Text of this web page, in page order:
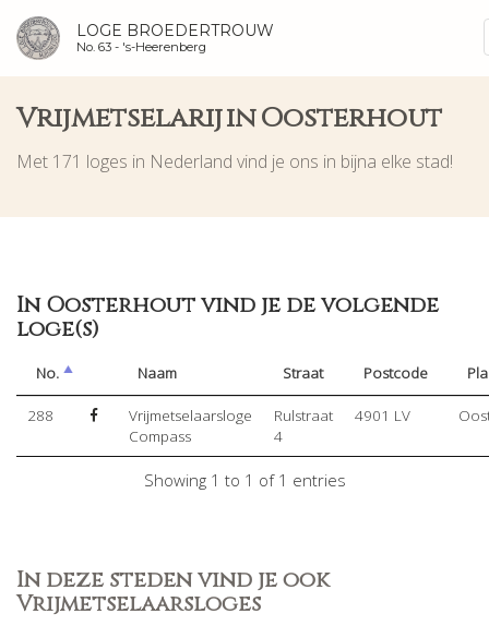
LOGE BROEDERTROUW
No. 63 - 's-Heerenberg
Vrijmetselarij in Oosterhout
Met 171 loges in Nederland vind je ons in bijna elke stad!
In Oosterhout vind je de volgende
loge(s)
No. Naam Straat Postcode
288
Vrijmetselaarsloge
Compass
Rulstraat
4
4901 LV
Showing 1 to 1 of 1 entries
In deze steden vind je ook
Vrijmetselaarsloges